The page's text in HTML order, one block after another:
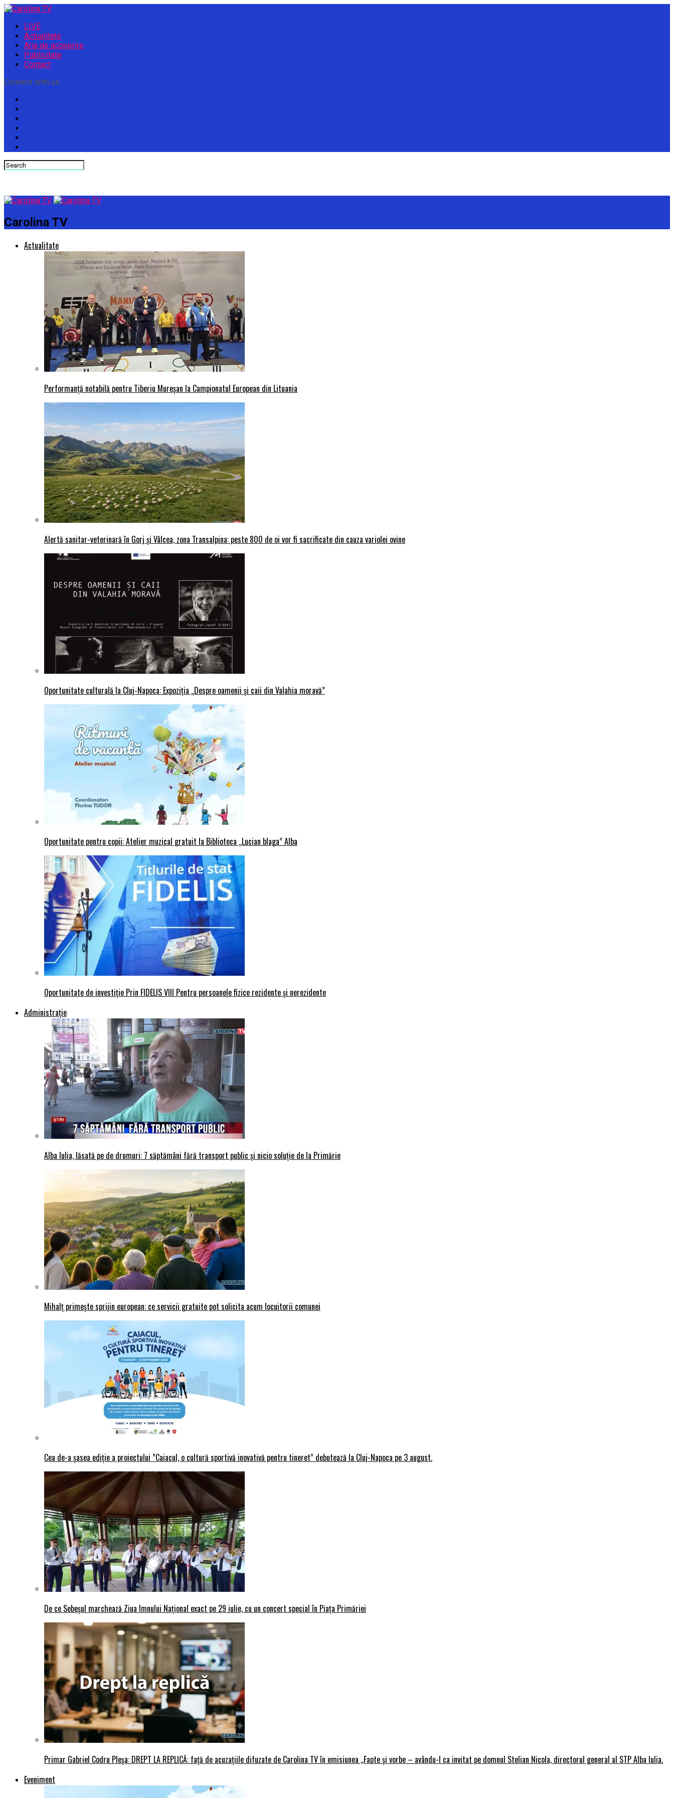
LIVE
Actualitate
Aria de acoperire
Publicitate
Contact
Connect with us
Carolina TV
Actualitate
Performanță notabilă pentru Tiberiu Mureșan la Campionatul European din Lituania
Alertă sanitar-veterinară în Gorj și Vâlcea, zona Transalpina: peste 800 de oi vor fi sacrificate din cauza variolei ovine
Oportunitate culturală la Cluj-Napoca: Expoziția „Despre oamenii și caii din Valahia moravă”
Oportunitate pentru copii: Atelier muzical gratuit la Biblioteca „Lucian blaga” Alba
Oportunitate de investiție Prin FIDELIS VIII Pentru persoanele fizice rezidente și nerezidente
Administraţie
Alba Iulia, lăsată pe de drumuri: 7 săptămâni fără transport public și nicio soluție de la Primărie
Mihalț primește sprijin european: ce servicii gratuite pot solicita acum locuitorii comunei
Cea de-a șasea ediție a proiectului ”Caiacul, o cultură sportivă inovativă pentru tineret” debutează la Cluj-Napoca pe 3 august.
De ce Sebeșul marchează Ziua Imnului Național exact pe 29 iulie, cu un concert special în Piața Primăriei
Primar Gabriel Codru Pleșa: DREPT LA REPLICĂ: față de acuzațiile difuzate de Carolina TV în emisiunea ,,Fapte și vorbe – avându-l ca invitat pe domnul Stelian Nicola, directorul general al STP Alba Iulia.
Eveniment